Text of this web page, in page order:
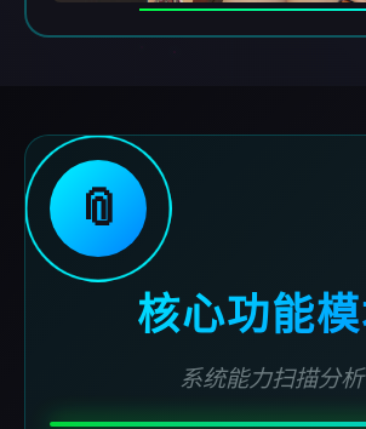
📎
核心功能
系统能力扫描分析